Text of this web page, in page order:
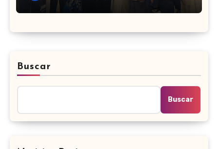
Buscar
Buscar